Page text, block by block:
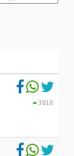
3818